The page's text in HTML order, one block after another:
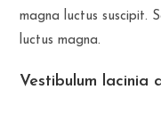
magna luctus suscipit.
luctus magna.
Vestibulum lacinia